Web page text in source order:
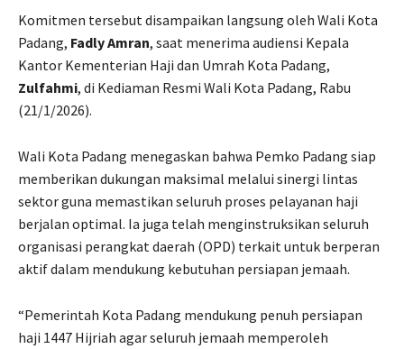
Komitmen tersebut disampaikan langsung oleh Wali Kota
Padang, Fadly Amran, saat menerima audiensi Kepala
Kantor Kementerian Haji dan Umrah Kota Padang,
Zulfahmi, di Kediaman Resmi Wali Kota Padang, Rabu
(21/1/2026).
Wali Kota Padang menegaskan bahwa Pemko Padang siap
memberikan dukungan maksimal melalui sinergi lintas
sektor guna memastikan seluruh proses pelayanan haji
berjalan optimal. Ia juga telah menginstruksikan seluruh
organisasi perangkat daerah (OPD) terkait untuk berperan
aktif dalam mendukung kebutuhan persiapan jemaah.
“Pemerintah Kota Padang mendukung penuh persiapan
haji 1447 Hijriah agar seluruh jemaah memperoleh